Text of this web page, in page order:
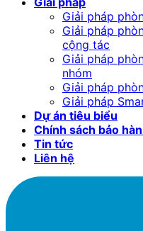
Giải pháp
Giải pháp
cộng tác
Giải pháp
nhóm
Giải pháp
Giải pháp
Dự án tiêu biểu
Chính sách bảo
Tin tức
Liên hệ